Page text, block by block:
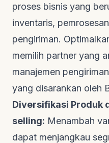
proses bisnis yang
inventaris,
pengiriman.
memilih partner yang
manajemen
yang disarankan oleh
Diversifikasi Produk
selling: Menambah
dapat menjangkau